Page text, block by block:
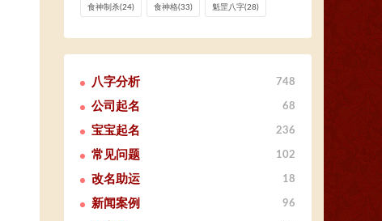
食神制杀(24) 食神格(33) 魁罡八字(28)
八字分析 748
公司起名 68
宝宝起名 236
常见问题 102
改名助运 18
新闻案例 96